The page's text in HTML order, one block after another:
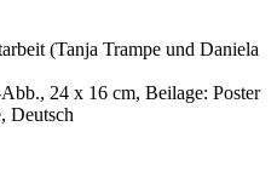
(Tanja Trampe und Daniela
24 x 16 cm, Beilage: Poster
Deutsch